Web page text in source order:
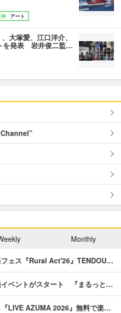
アート
大塚愛、江口洋介、
を発表 岩井俊二監…
Monthly
ェス『Rural Act'26』TENDOU…
イベントがスタート 『まるっと…
LIVE AZUMA 2026』無料で楽…